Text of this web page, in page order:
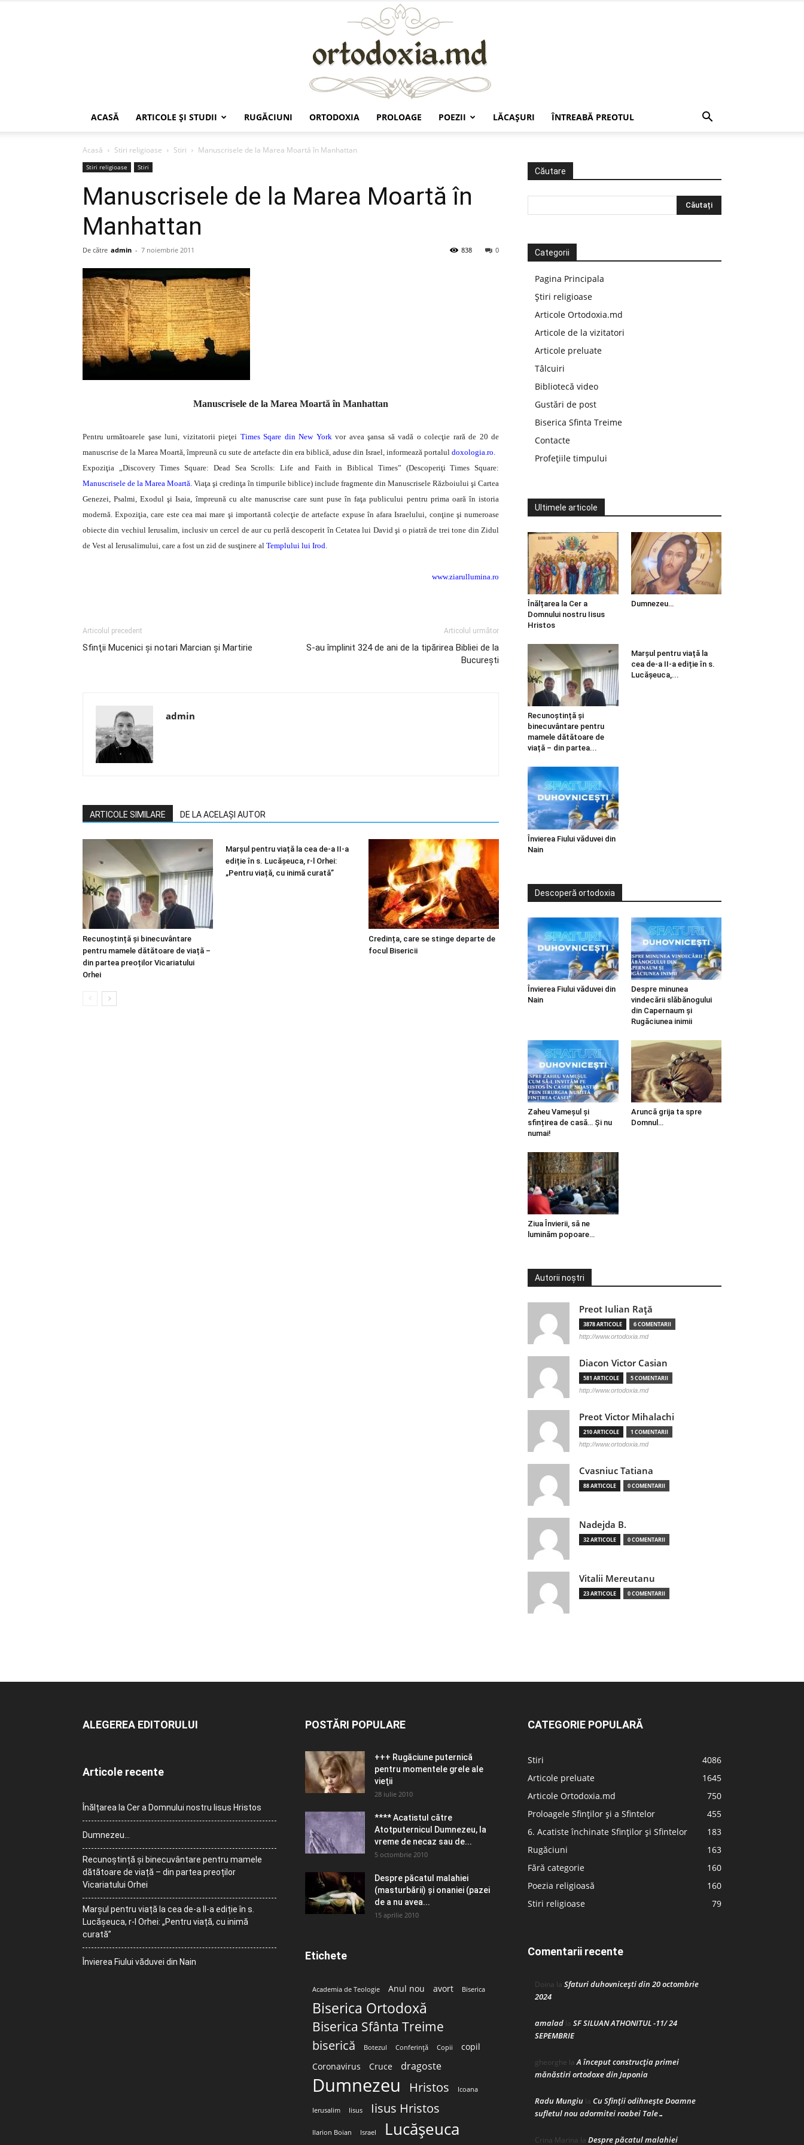
ACASĂ ARTICOLE ŞI STUDII RUGĂCIUNI ORTODOXIA PROLOAGE POEZII LĂCAŞURI ÎNTREABĂ PREOTUL
Acasă Stiri religioase Stiri Manuscrisele de la Marea Moartă în Manhattan
Stiri religioase Stiri
Manuscrisele de la Marea Moartă în
Manhattan
De către admin - 7 noiembrie 2011 0
838
Manuscrisele de la Marea Moartă în Manhattan
Pentru următoarele şase luni, vizitatorii pieţei Times Sqare din New Yorkvor avea şansa să vadă o colecţie rară de 20 de
manuscrise de la Marea Moartă, împreună cu sute de artefacte din era biblică, aduse din Israel, informează portalul doxologia.ro.
Expoziţia „Discovery Times Square: Dead Sea Scrolls: Life and Faith in Biblical Times” (Descoperiţi Times Square:
Manuscrisele de la Marea Moartă. Viaţa şi credinţa în timpurile biblice) include fragmente din Manuscrisele Războiului şi Cartea
Genezei, Psalmi, Exodul şi Isaia, împreună cu alte manuscrise care sunt puse în faţa publicului pentru prima oară în istoria
modernă. Expoziţia, care este cea mai mare şi importantă colecţie de artefacte expuse în afara Israelului, conţine şi numeroase
obiecte din vechiul Ierusalim, inclusiv un cercel de aur cu perlă descoperit în Cetatea lui David şi o piatră de trei tone din Zidul
de Vest al Ierusalimului, care a fost un zid de susţinere al Templului lui Irod.
www.ziarullumina.ro
Articolul precedent
Sfinţii Mucenici şi notari Marcian şi Martirie
Articolul următor
S-au împlinit 324 de ani de la tipărirea Bibliei de la
Bucureşti
admin
ARTICOLE SIMILARE DE LA ACELAȘI AUTOR
Recunoștință și binecuvântare
pentru mamele dătătoare de viață –
din partea preoților Vicariatului
Orhei
Marșul pentru viață la cea de-a II-a
ediție în s. Lucășeuca, r-l Orhei:
„Pentru viață, cu inimă curată”
Credința, care se stinge departe de
focul Bisericii
Căutare
Categorii
Pagina Principala
Știri religioase
Articole Ortodoxia.md
Articole de la vizitatori
Articole preluate
Tâlcuiri
Bibliotecă video
Gustări de post
Biserica Sfinta Treime
Contacte
Profețiile timpului
Ultimele articole
Înălțarea la Cer a
Domnului nostru Iisus
Hristos
Dumnezeu…
Recunoștință și
binecuvântare pentru
mamele dătătoare de
viață – din partea...
Marșul pentru viață la
cea de-a II-a ediție în s.
Lucășeuca,...
Învierea Fiului văduvei din
Nain
Descoperă ortodoxia
Învierea Fiului văduvei din
Nain
Despre minunea
vindecării slăbănogului
din Capernaum și
Rugăciunea inimii
Zaheu Vameșul și
sfințirea de casă… Și nu
numai!
Aruncă grija ta spre
Domnul…
Ziua Învierii, să ne
luminăm popoare…
Autorii noștri
Preot Iulian Raţă
3878 ARTICOLE 6 COMENTARII
http://www.ortodoxia.md
Diacon Victor Casian
581 ARTICOLE 5 COMENTARII
http://www.ortodoxia.md
Preot Victor Mihalachi
210 ARTICOLE 1 COMENTARII
http://www.ortodoxia.md
Cvasniuc Tatiana
88 ARTICOLE 0 COMENTARII
Nadejda B.
32 ARTICOLE 0 COMENTARII
Vitalii Mereutanu
23 ARTICOLE 0 COMENTARII
ALEGEREA EDITORULUI
Articole recente
Înălțarea la Cer a Domnului nostru Iisus Hristos
Dumnezeu…
Recunoștință și binecuvântare pentru mamele
dătătoare de viață – din partea preoților
Vicariatului Orhei
Marșul pentru viață la cea de-a II-a ediție în s.
Lucășeuca, r-l Orhei: „Pentru viață, cu inimă
curată”
Învierea Fiului văduvei din Nain
POSTĂRI POPULARE
+++ Rugăciune puternică
pentru momentele grele ale
vieţii
28 iulie 2010
**** Acatistul către
Atotputernicul Dumnezeu, la
vreme de necaz sau de...
5 octombrie 2010
Despre păcatul malahiei
(masturbării) şi onaniei (pazei
de a nu avea...
15 aprilie 2010
Etichete
Academia de Teologie Anul nou avort Biserica
Biserica Ortodoxă
Biserica Sfânta Treime
biserică Botezul Conferință Copii
copil
Coronavirus
Cruce dragoste
Dumnezeu Hristos Icoana
Ierusalim Iisus Iisus Hristos
Ilarion Boian Israel Lucășeuca
CATEGORIE POPULARĂ
Stiri
4086
Articole preluate
1645
Articole Ortodoxia.md
750
Proloagele Sfinților și a Sfintelor
455
6. Acatiste închinate Sfinților și Sfintelor
183
Rugăciuni
163
Fără categorie
160
Poezia religioasă
160
Stiri religioase
79
Comentarii recente
Doina la Sfaturi duhovnicești din 20 octombrie
2024
amalad la SF SILUAN ATHONITUL -11/ 24
SEPEMBRIE
gheorghe laA început construcţia primei
mănăstiri ortodoxe din Japonia
Radu Mungiu la Cu Sfinții odihnește Doamne
sufletul nou adormitei roabei Tale…
Crina Marina la Despre păcatul malahiei